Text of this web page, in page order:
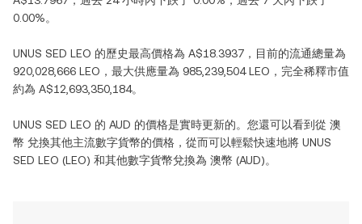
0.00%。
UNUS SED LEO 的歷史最高價格為 A$18.3937 ，目前的流通總量為
920,028,666 LEO ，最大供應量為 985,239,504 LEO ，完全稀釋市值
約為 A$12,693,350,184。
UNUS SED LEO 的 AUD 的價格是實時更新的。您還可以看到從 澳
幣 兌換其他主流數字貨幣的價格，從而可以輕鬆快速地將 UNUS
SED LEO (LEO) 和其他數字貨幣兌換為 澳幣 (AUD)。